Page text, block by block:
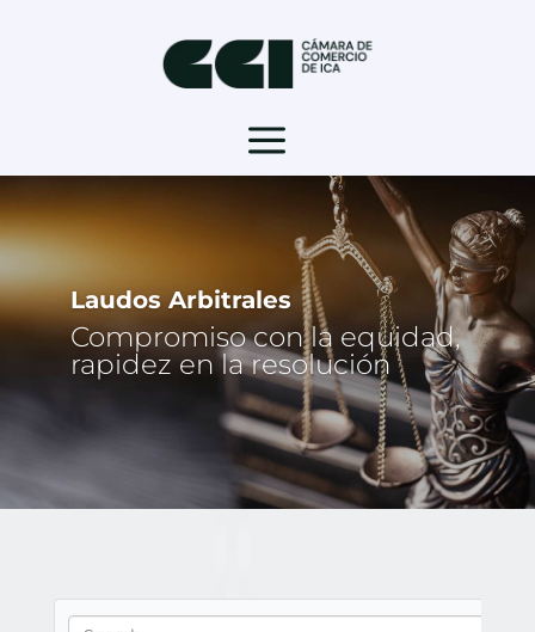
a
Laudos Arbitrales
Compromiso con la equidad,
rapidez en la resolución